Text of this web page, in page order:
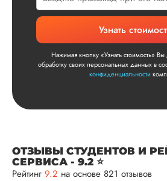
Узнать
Нажимая кнопку «Узнать стоимость» Вы
обработку своих персональных данных в
конфиденциальности
ОТЗЫВЫ СТУДЕНТОВ И
СЕРВИСА - 9.2 ⭐
Рейтинг 9.2 на основе 821 отзывов